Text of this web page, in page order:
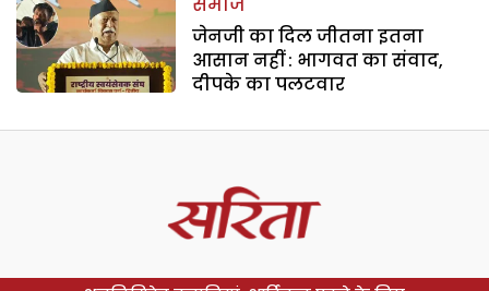
समाज
जेनजी का दिल जीतना इतना
आसान नहीं : भागवत का संवाद,
दीपके का पलटवार